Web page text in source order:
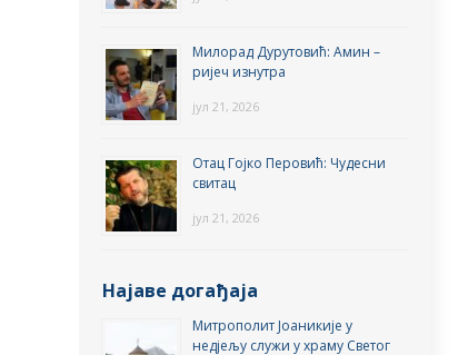
Милорад Дурутовић: Амин –
ријеч изнутра
јул 21, 2026
Отац Гојко Перовић: Чудесни
свитац
јул 21, 2026
Најаве догађаја
Митрополит Јоаникије у
недјељу служи у храму Светог